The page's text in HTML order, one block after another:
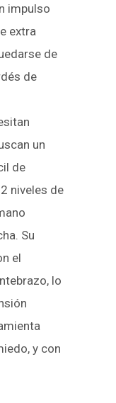
impulso
extra
de
de
un
de
niveles de
Su
el
lo
y con